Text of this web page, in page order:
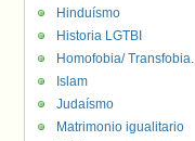
Hinduísmo
Historia LGTBI
Homofobia/ Transfobia.
Islam
Judaísmo
Matrimonio igualitario